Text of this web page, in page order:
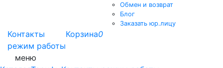
Обмен и возврат
Блог
Заказать юр.лицу
Контакты
режим работы
Корзина0
меню